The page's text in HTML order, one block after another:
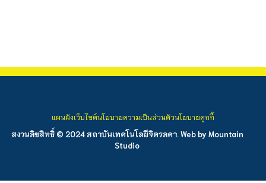
สงวนลิขสิทธิ์ © 2024 สถาบันเทคโนโลยีจิตรลดา. Web by Mountain
Studio
แผนผังเว็บไซต์นโยบายความเป็นส่วนตัวนโยบายคุกกี้